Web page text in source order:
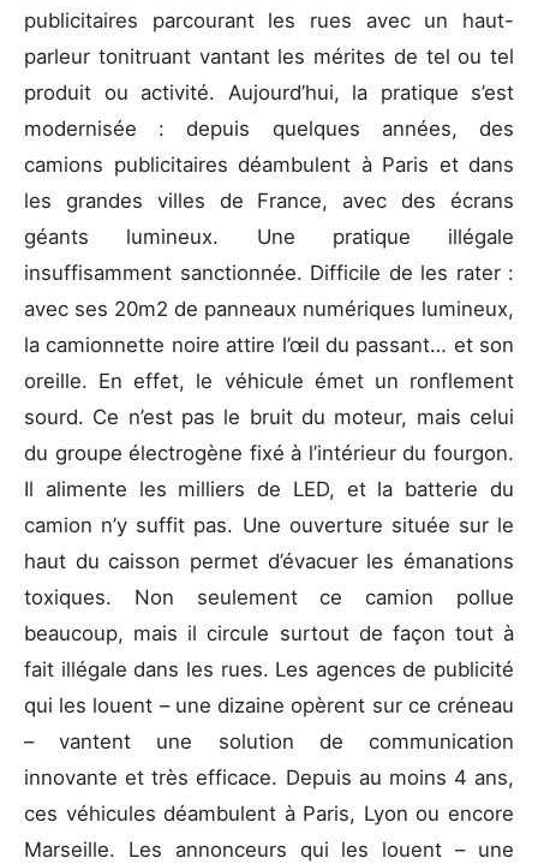
publicitaires parcourant les rues avec un haut-
parleur tonitruant vantant les mérites de tel ou tel
produit ou activité. Aujourd’hui, la pratique s’est
modernisée : depuis quelques années, des
camions publicitaires déambulent à Paris et dans
les grandes villes de France, avec des écrans
géants lumineux. Une pratique illégale
insuffisamment sanctionnée. Difficile de les rater :
avec ses 20m2 de panneaux numériques lumineux,
la camionnette noire attire l’œil du passant… et son
oreille. En effet, le véhicule émet un ronflement
sourd. Ce n’est pas le bruit du moteur, mais celui
du groupe électrogène fixé à l’intérieur du fourgon.
Il alimente les milliers de LED, et la batterie du
camion n’y suffit pas. Une ouverture située sur le
haut du caisson permet d’évacuer les émanations
toxiques. Non seulement ce camion pollue
beaucoup, mais il circule surtout de façon tout à
fait illégale dans les rues. Les agences de publicité
qui les louent – une dizaine opèrent sur ce créneau
– vantent une solution de communication
innovante et très efficace. Depuis au moins 4 ans,
ces véhicules déambulent à Paris, Lyon ou encore
Marseille. Les annonceurs qui les louent – une